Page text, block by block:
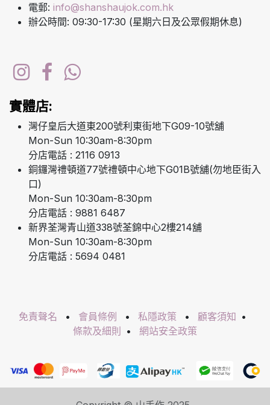
電郵: info@shanshaujok.com.hk
辦公時間: 09:30-17:30 (星期六日及公眾假期休息)
實體店:
灣仔皇后大道東200號利東街地下G09-10號舖
Mon-Sun 10:30am-8:30pm
分店電話 : 2116 0913
銅鑼灣禮頓道77號禮頓中心地下G01B號舖(勿地臣街入
口)
Mon-Sun 10:30am-8:30pm
分店電話 : 9881 6487
新界荃灣青山道338號荃錦中心2樓214舖
Mon-Sun 10:30am-8:30pm
分店電話 : 5694 0481
免責聲名 • 會員條例 • 私隱政策 • 顧客須知 •
條款及細則 • 網站安全政策